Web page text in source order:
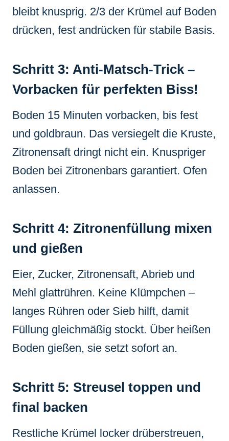
bleibt knusprig. 2/3 der Krümel auf Boden
drücken, fest andrücken für stabile Basis.
Schritt 3: Anti-Matsch-Trick –
Vorbacken für perfekten Biss!
Boden 15 Minuten vorbacken, bis fest
und goldbraun. Das versiegelt die Kruste,
Zitronensaft dringt nicht ein. Knuspriger
Boden bei Zitronenbars garantiert. Ofen
anlassen.
Schritt 4: Zitronenfüllung mixen
und gießen
Eier, Zucker, Zitronensaft, Abrieb und
Mehl glattrühren. Keine Klümpchen –
langes Rühren oder Sieb hilft, damit
Füllung gleichmäßig stockt. Über heißen
Boden gießen, sie setzt sofort an.
Schritt 5: Streusel toppen und
final backen
Restliche Krümel locker drüberstreuen,